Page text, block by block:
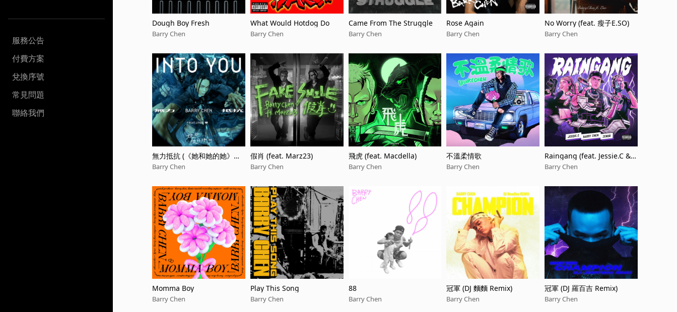
服務公告
付費方案
兌換序號
常見問題
聯絡我們
Dough Boy Fresh
Barry Chen
What Would Hotdog Do
Barry Chen
Came From The Struggle
Barry Chen
Rose Again
Barry Chen
No Worry (feat. 瘦子E.SO)
Barry Chen
無力抵抗 (《她和她的她》插
曲) [feat. Lynzie零]
Barry Chen
假肖 (feat. Marz23)
Barry Chen
飛虎 (feat. Macdella)
Barry Chen
不溫柔情歌
Barry Chen
Raingang (feat. Jessie.C & Z
ENBØ)
Barry Chen
Momma Boy
Barry Chen
Play This Song
Barry Chen
88
Barry Chen
冠軍 (DJ 麵麵 Remix)
Barry Chen
冠軍 (DJ 羅百吉 Remix)
Barry Chen